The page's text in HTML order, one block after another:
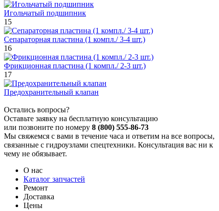
Игольчатый подшипник
15
Сепараторная пластина (1 компл./ 3-4 шт.)
16
Фрикционная пластина (1 компл./ 2-3 шт.)
17
Предохранительный клапан
Остались вопросы?
Оставьте заявку на бесплатную консультацию
или позвоните по номеру 8 (800) 555-86-73
Мы свяжемся с вами в течение часа и ответим на все вопросы,
связанные с гидроузлами спецтехники. Консультация вас ни к
чему не обязывает.
О нас
Каталог запчастей
Ремонт
Доставка
Цены